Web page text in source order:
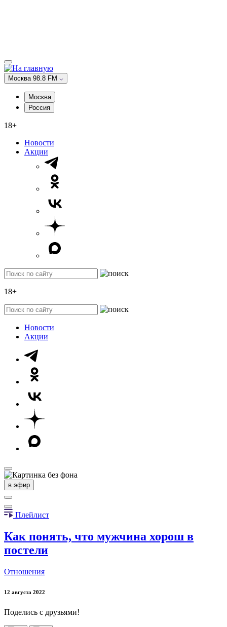
Москва 98.8 FM
Москва
Россия
18+
Новости
Акции
18+
Новости
Акции
в эфир
Плейлист
Как понять, что мужчина хорош в
постели
Отношения
12 августа 2022
Поделись с друзьями!